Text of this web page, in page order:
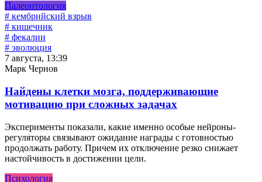
Палеонтология
# кембрийский взрыв
# кишечник
# фекалии
# эволюция
7 августа, 13:39
Марк Чернов
Найдены клетки мозга, поддерживающие
мотивацию при сложных задачах
Эксперименты показали, какие именно особые нейроны-
регуляторы связывают ожидание награды с готовностью
продолжать работу. Причем их отключение резко снижает
настойчивость в достижении цели.
Психология